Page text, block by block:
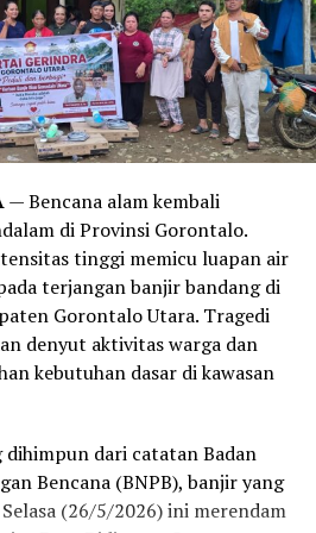
dengan publikasi medis dari
. Laporan tersebut
manusia modern untuk mandi
oleh norma sosial, kebiasaan,
industri sabun kecantikan,
yang sesungguhnya. Sistem
jumlah wajar untuk
tetap kuat.
untuk mandi 2-3 kali seminggu
Melansir data tambahan dari
rutin melakukan olahraga
yang bersinggungan
atau memiliki kondisi medis
lebih banyak dihabiskan di
— Bencana alam kembali
di Provinsi Gorontalo.
tinggi memicu luapan air
terjangan banjir bandang di
Gorontalo Utara. Tragedi
denyut aktivitas warga dan
kebutuhan dasar di kawasan
dihimpun dari catatan Badan
Bencana (BNPB), banjir yang
(26/5/2026) ini merendam